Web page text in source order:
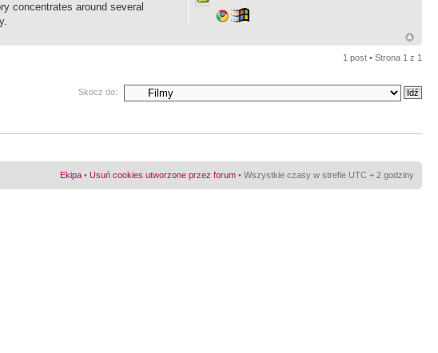
concentrates around several
1 post • Strona 1 z 1
Skocz do:
Ekipa • Usuń cookies utworzone przez forum • Wszystkie czasy w strefie UTC + 2 godziny